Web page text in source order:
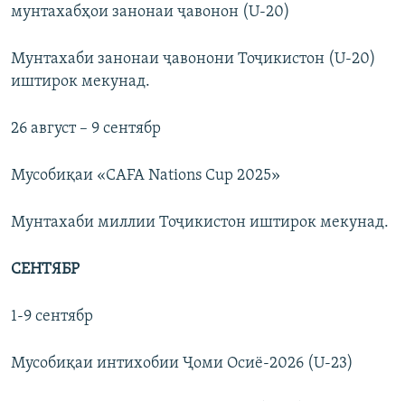
мунтахабҳои занонаи ҷавонон (U-20)
Мунтахаби занонаи ҷавонони Тоҷикистон (U-20)
иштирок мекунад.
26 август – 9 сентябр
Мусобиқаи «CAFA Nations Cup 2025»
Мунтахаби миллии Тоҷикистон иштирок мекунад.
СЕНТЯБР
1-9 сентябр
Мусобиқаи интихобии Ҷоми Осиё-2026 (U-23)